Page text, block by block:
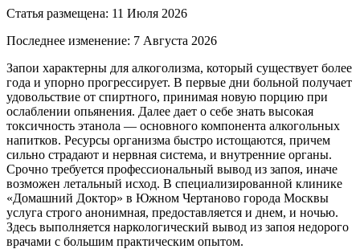
Статья размещена: 11 Июля 2026
Последнее изменение: 7 Августа 2026
Запои характерны для алкоголизма, который существует более
года и упорно прогрессирует. В первые дни больной получает
удовольствие от спиртного, принимая новую порцию при
ослаблении опьянения. Далее дает о себе знать высокая
токсичность этанола — основного компонента алкогольных
напитков. Ресурсы организма быстро истощаются, причем
сильно страдают и нервная система, и внутренние органы.
Срочно требуется профессиональный вывод из запоя, иначе
возможен летальный исход. В специализированной клинике
«Домашний Доктор» в Южном Чертаново города Москвы
услуга строго анонимная, предоставляется и днем, и ночью.
Здесь выполняется наркологический вывод из запоя недорого
врачами с большим практическим опытом.